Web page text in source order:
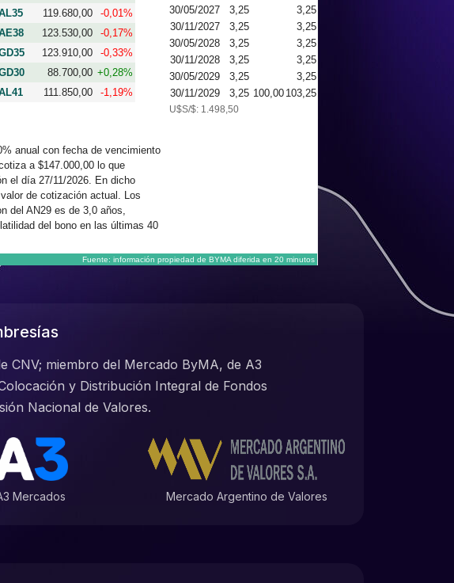
119.680,00
-0,01%
123.530,00
-0,17%
123.910,00
-0,33%
88.700,00 +0,28%
111.850,00 -1,19%
anual con fecha de vencimiento
a $147.000,00 lo que
el día 27/11/2026. En dicho
de cotización actual. Los
del AN29 es de 3,0 años,
del bono en las últimas 40
30/05/2027
3,25
3,25
30/11/2027
3,25
3,25
30/05/2028
3,25
3,25
30/11/2028
3,25
3,25
30/05/2029
3,25
3,25
30/11/2029
3,25 100,00 103,25
U$S/$: 1.498,50
Fuente: información propiedad de BYMA diferida en 20 minutos
CNV; miembro del Mercado ByMA, de A3
y Distribución Integral de Fondos
Nacional de Valores.
Mercados Mercado Argentino de Valores